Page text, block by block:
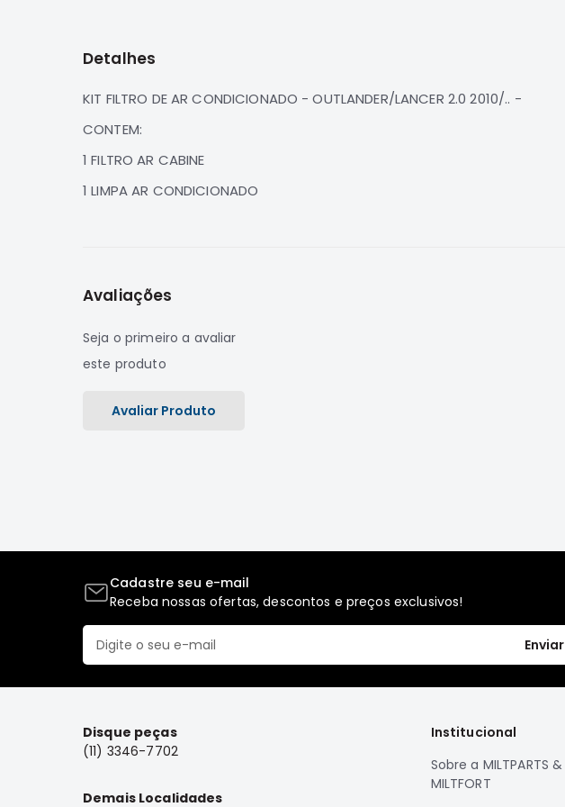
da
de
Detalhes
KIT FILTRO DE AR CONDICIONADO - OUTLANDER/LANCER 2.0 2010/.. -
CONTEM:
1 FILTRO AR CABINE
1 LIMPA AR CONDICIONADO
Avaliações
Seja o primeiro a avaliar
este produto
Avaliar Produto
Cadastre seu e-mail
Receba nossas ofertas, descontos e preços exclusivos!
Enviar
Disque peças
(11) 3346-7702
Demais Localidades
Institucional
Sobre a MILTPARTS &
MILTFORT